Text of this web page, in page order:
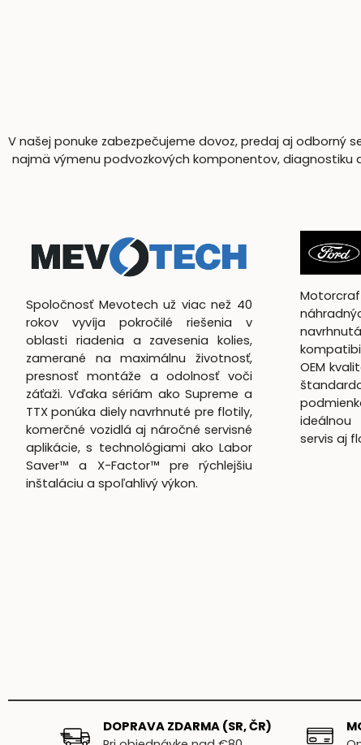
V našej ponuke zabezpečujeme dovoz, predaj aj odborný
najmä výmenu podvozkových komponentov, diagnostiku
Spoločnosť Mevotech už viac než 40
rokov vyvíja pokročilé riešenia v
oblasti riadenia a zavesenia kolies,
zamerané na maximálnu životnosť,
presnosť montáže a odolnosť voči
záťaži. Vďaka sériám ako Supreme a
TTX ponúka diely navrhnuté pre flotily,
komerčné vozidlá aj náročné servisné
aplikácie, s technológiami ako Labor
Saver™ a X-Factor™ pre rýchlejšiu
inštaláciu a spoľahlivý výkon.
OEM
servis aj
DOPRAVA ZDARMA (SR, ČR)